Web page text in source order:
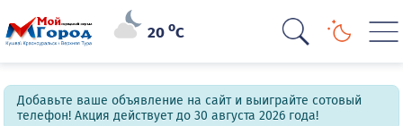
20oC
Добавьте ваше объявление на сайт и выиграйте сотовый
телефон! Акция действует до 30 августа 2026 года!